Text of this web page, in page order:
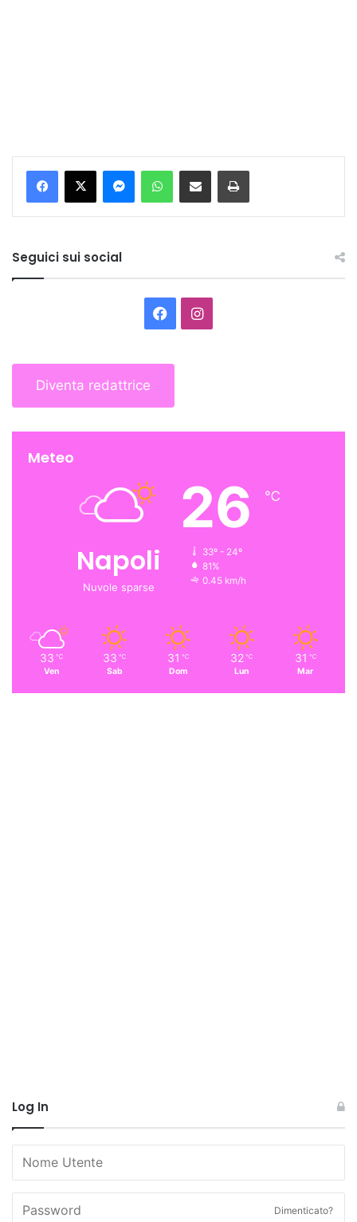
MessengerWhatsAppCondividi per email Stampa
Seguici sui social
FacebookInstagram
Diventa redattrice
Meteo
Napoli
Nuvole sparse
26 ℃
33º - 24º
81%
0.45 km/h
33 ℃
Ven
33 ℃
Sab
31 ℃
Dom
32 ℃
Lun
31 ℃
Mar
Log In
Dimenticato?